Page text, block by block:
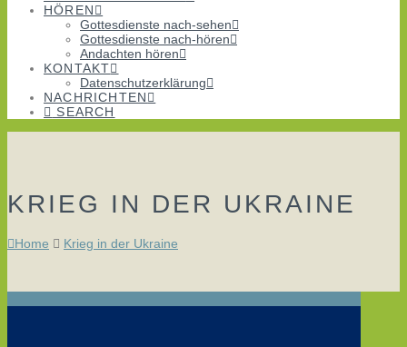
HÖREN
Gottesdienste nach-sehen
Gottesdienste nach-hören
Andachten hören
KONTAKT
Datenschutzerklärung
NACHRICHTEN
SEARCH
KRIEG IN DER UKRAINE
Home Krieg in der Ukraine